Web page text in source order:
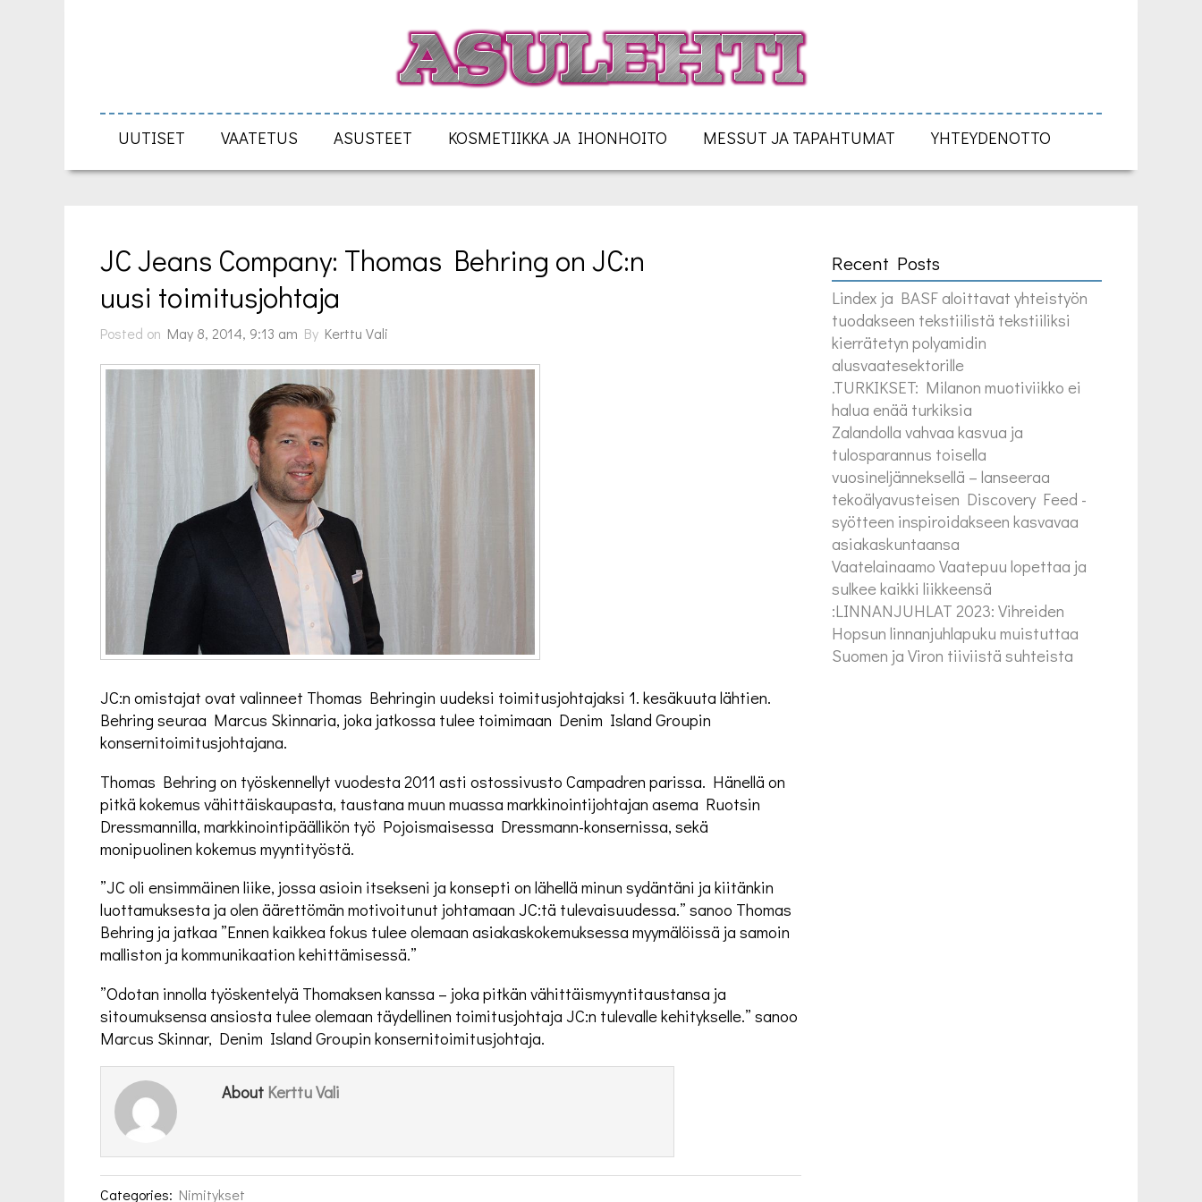
UUTISET VAATETUS ASUSTEET KOSMETIIKKA JA IHONHOITO MESSUT JA TAPAHTUMAT YHTEYDENOTTO
JC Jeans Company: Thomas Behring on JC:n
uusi toimitusjohtaja
Posted on May 8, 2014, 9:13 am By Kerttu Vali
JC:n omistajat ovat valinneet Thomas Behringin uudeksi toimitusjohtajaksi 1. kesäkuuta lähtien.
Behring seuraa Marcus Skinnaria, joka jatkossa tulee toimimaan Denim Island Groupin
konsernitoimitusjohtajana.
Thomas Behring on työskennellyt vuodesta 2011 asti ostossivusto Campadren parissa. Hänellä on
pitkä kokemus vähittäiskaupasta, taustana muun muassa markkinointijohtajan asema Ruotsin
Dressmannilla, markkinointipäällikön työ Pojoismaisessa Dressmann-konsernissa, sekä
monipuolinen kokemus myyntityöstä.
”JC oli ensimmäinen liike, jossa asioin itsekseni ja konsepti on lähellä minun sydäntäni ja kiitänkin
luottamuksesta ja olen äärettömän motivoitunut johtamaan JC:tä tulevaisuudessa.” sanoo Thomas
Behring ja jatkaa ”Ennen kaikkea fokus tulee olemaan asiakaskokemuksessa myymälöissä ja samoin
malliston ja kommunikaation kehittämisessä.”
”Odotan innolla työskentelyä Thomaksen kanssa – joka pitkän vähittäismyyntitaustansa ja
sitoumuksensa ansiosta tulee olemaan täydellinen toimitusjohtaja JC:n tulevalle kehitykselle.” sanoo
Marcus Skinnar, Denim Island Groupin konsernitoimitusjohtaja.
About Kerttu Vali
Categories: Nimitykset
Recent Posts
Lindex ja BASF aloittavat yhteistyön
tuodakseen tekstiilistä tekstiiliksi
kierrätetyn polyamidin
alusvaatesektorille
.TURKIKSET: Milanon muotiviikko ei
halua enää turkiksia
Zalandolla vahvaa kasvua ja
tulosparannus toisella
vuosineljänneksellä – lanseeraa
tekoälyavusteisen Discovery Feed -
syötteen inspiroidakseen kasvavaa
asiakaskuntaansa
Vaatelainaamo Vaatepuu lopettaa ja
sulkee kaikki liikkeensä
:LINNANJUHLAT 2023: Vihreiden
Hopsun linnanjuhlapuku muistuttaa
Suomen ja Viron tiiviistä suhteista